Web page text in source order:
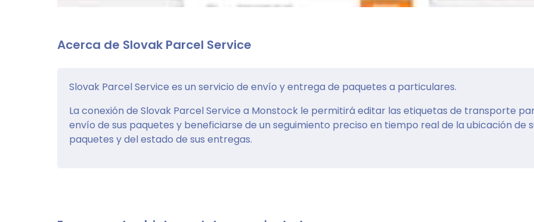
Acerca de Slovak Parcel Service
Slovak Parcel Service es un servicio de envío y entrega de paquetes a particulares.
La conexión de Slovak Parcel Service a Monstock le permitirá editar las etiquetas de transporte
envío de sus paquetes y beneficiarse de un seguimiento preciso en tiempo real de la ubicación de
paquetes y del estado de sus entregas.